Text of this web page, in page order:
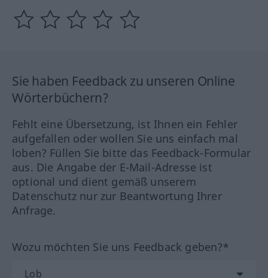
Sie haben Feedback zu unseren Online
Wörterbüchern?
Fehlt eine Übersetzung, ist Ihnen ein Fehler
aufgefallen oder wollen Sie uns einfach mal
loben? Füllen Sie bitte das Feedback-Formular
aus. Die Angabe der E-Mail-Adresse ist
optional und dient gemäß unserem
Datenschutz nur zur Beantwortung Ihrer
Anfrage.
Wozu möchten Sie uns Feedback geben?*